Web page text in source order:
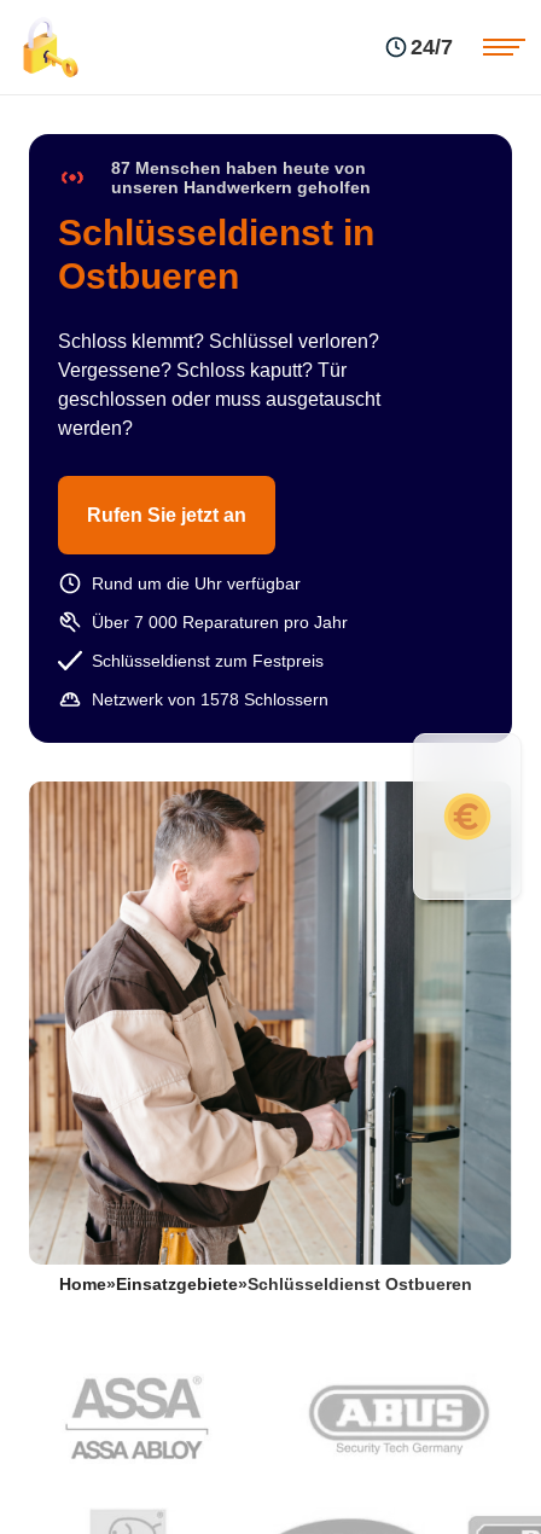
24/7
87 Menschen haben heute von
unseren Handwerkern geholfen
Schlüsseldienst in
Ostbueren
Schloss klemmt? Schlüssel verloren?
Vergessene? Schloss kaputt? Tür
geschlossen oder muss ausgetauscht
werden?
Rufen Sie jetzt an
Rund um die Uhr verfügbar
Über 7 000 Reparaturen pro Jahr
Schlüsseldienst zum Festpreis
Netzwerk von 1578 Schlossern
Home» Einsatzgebiete»Schlüsseldienst Ostbueren